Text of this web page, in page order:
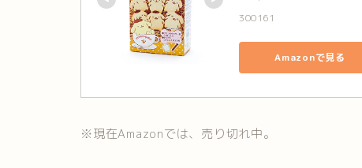
300161
Amazonで見る
※現在Amazonでは、売り切れ中。